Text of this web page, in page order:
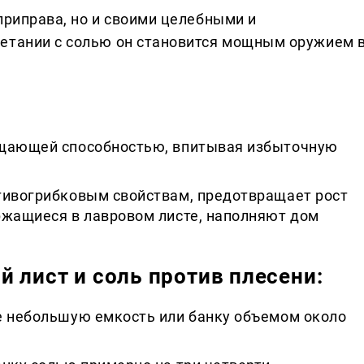
но и своими целебными и
с солью он становится мощным оружием
способностью, впитывая избыточную
свойствам, предотвращает рост
в лавровом листе, наполняют дом
лист и соль против плесени:
небольшую емкость или банку объемом около